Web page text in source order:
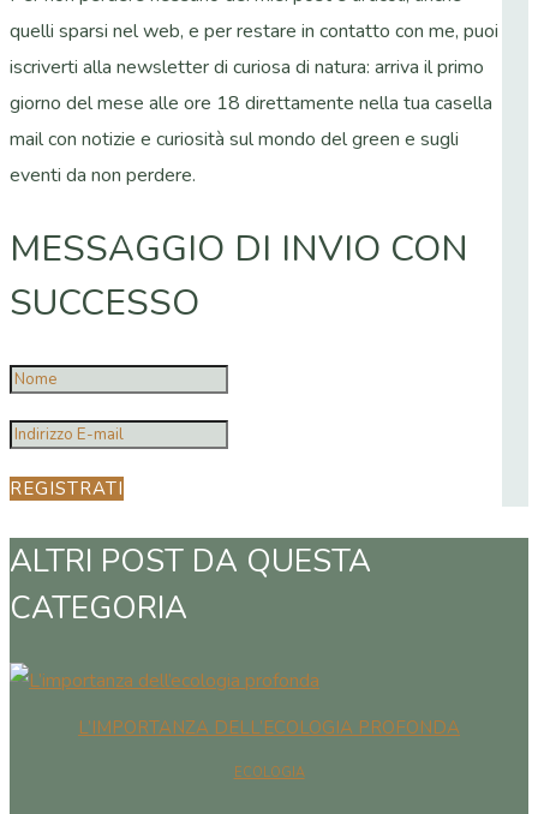
quelli sparsi nel web, e per restare in contatto con me, puoi
iscriverti alla newsletter di curiosa di natura: arriva il primo
giorno del mese alle ore 18 direttamente nella tua casella
mail con notizie e curiosità sul mondo del green e sugli
eventi da non perdere.
MESSAGGIO DI INVIO CON
SUCCESSO
REGISTRATI
ALTRI POST DA QUESTA
CATEGORIA
L’IMPORTANZA DELL’ECOLOGIA PROFONDA
ECOLOGIA